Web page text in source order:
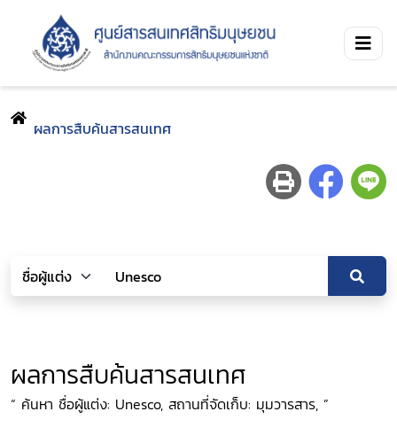
ผลการสืบค้นสารสนเทศ
ผลการสืบค้นสารสนเทศ
“ ค้นหา ชื่อผู้แต่ง: Unesco, สถานที่จัดเก็บ: มุมวารสาร, ”